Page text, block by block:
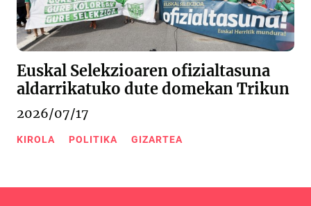
Euskal Selekzioaren ofizialtasuna
aldarrikatuko dute domekan Trikun
2026/07/17
KIROLA POLITIKA GIZARTEA